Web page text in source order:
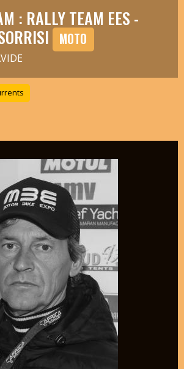
: RALLY TEAM EES -
MOTO